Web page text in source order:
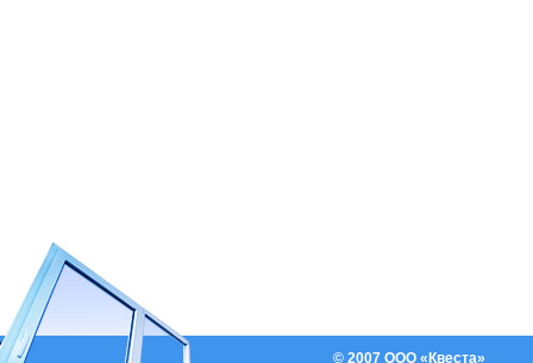
© 2007 ООО «Квеста»